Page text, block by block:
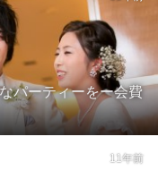
パーティーをー会費
11年前